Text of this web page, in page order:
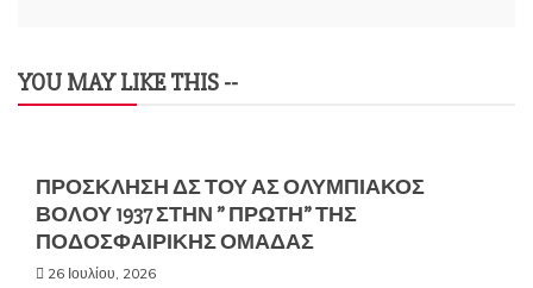
YOU MAY LIKE THIS --
ΠΡΟΣΚΛΗΣΗ ΔΣ ΤΟΥ ΑΣ ΟΛΥΜΠΙΑΚΟΣ
ΒΟΛΟΥ 1937 ΣΤΗΝ ” ΠΡΩΤΗ” ΤΗΣ
ΠΟΔΟΣΦΑΙΡΙΚΗΣ ΟΜΑΔΑΣ
26 Ιουλίου, 2026